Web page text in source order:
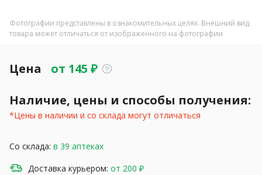
Фотографии представлены в ознакомительных целях. Внешний вид
товара может отличаться от изображенного на фотографии
Цена от 145 ₽
Наличие, цены и способы получения:
*Цены в наличии и со склада могут отличаться
Со склада: в 39 аптеках
Доставка курьером: от 200 ₽